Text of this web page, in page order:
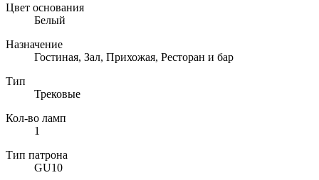
Цвет основания
Белый
Назначение
Гостиная, Зал, Прихожая, Ресторан и бар
Тип
Трековые
Кол-во ламп
1
Тип патрона
GU10